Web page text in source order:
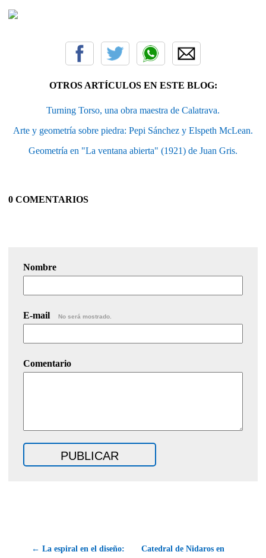
OTROS ARTÍCULOS EN ESTE BLOG:
Turning Torso, una obra maestra de Calatrava.
Arte y geometría sobre piedra: Pepi Sánchez y Elspeth McLean.
Geometría en "La ventana abierta" (1921) de Juan Gris.
0 COMENTARIOS
Nombre
E-mail No será mostrado.
Comentario
← La espiral en el diseño: Catedral de Nidaros en